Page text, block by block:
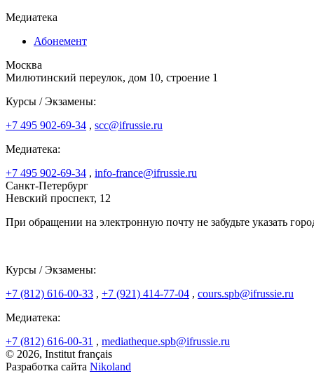
Медиатека
Абонемент
Москва
Милютинский переулок, дом 10, строение 1
Курсы / Экзамены:
+7 495 902-69-34 , scc@ifrussie.ru
Медиатека:
+7 495 902-69-34 , info-france@ifrussie.ru
Санкт-Петербург
Невский проспект, 12
При обращении на электронную почту не забудьте указать
Курсы / Экзамены:
+7 (812) 616-00-33 , +7 (921) 414-77-04 , cours.spb@ifrussie.ru
Медиатека:
+7 (812) 616-00-31 , mediatheque.spb@ifrussie.ru
© 2026, Institut français
Разработка сайта Nikoland